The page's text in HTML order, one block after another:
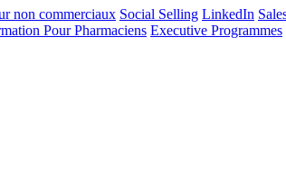
non commerciaux Social Selling LinkedIn
Pour Pharmaciens Executive Programmes